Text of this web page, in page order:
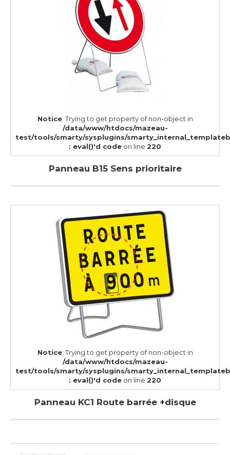
Notice: Trying to get property of non-object in
/data/www/htdocs/mazeau-
test/tools/smarty/sysplugins/
: eval()'d code on line 220
Panneau B15 Sens prioritaire
Notice: Trying to get property of non-object in
/data/www/htdocs/mazeau-
test/tools/smarty/sysplugins/
: eval()'d code on line 220
Panneau KC1 Route barrée +disque